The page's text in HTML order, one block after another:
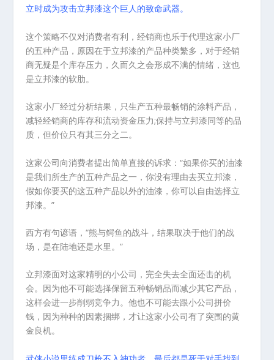
立时成为攻击立邦漆这个巨人的致命武器。
这个策略不仅对消费者有利，经销商也乐于代理这家小厂
的五种产品，原因在于立邦漆的产品种类繁多，对于经销
商无疑是个库存压力，久而久之会形成不满的情绪，这也
是立邦漆的软肋。
这家小厂经过分析结果，只生产五种最畅销的涂料产品，
减轻经销商的库存和流动资金压力;保持与立邦漆同等的品
质，但价位只有其三分之二。
这家公司向消费者提出简单直接的诉求：“如果你买的油漆
是我们所生产的五种产品之一，你没有理由去买立邦漆，
假如你要买的这五种产品以外的油漆，你可以自由选择立
邦漆。”
西方有句谚语，“熊与鳄鱼的战斗，结果取决于他们的战
场，是在陆地还是水里。”
立邦漆面对这家精明的小公司，完全失去全面还击的机
会。因为他不可能选择保留五种畅销品而减少其它产品，
这样会进一步削弱竞争力。他也不可能去跟小公司拼价
钱，因为种种的因素捆绑，才让这家小公司有了突围的黄
金良机。